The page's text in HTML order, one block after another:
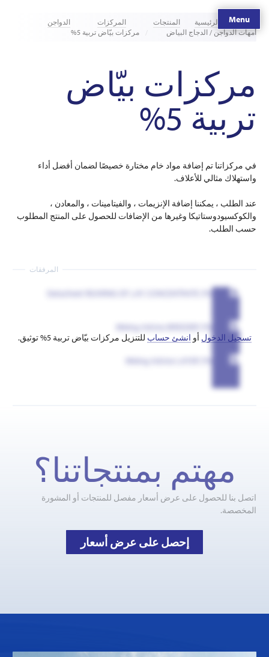
Menu
الصفحة الرئيسية المنتجات المركزات
الدواجن
أمهات الدواجن / الدجاج البياض
مركزات بيّاض تربية 5%
مركزات بيّاض
تربية 5%
في مركزاتنا تم إضافة مواد خام مختارة خصيصًا لضمان أفضل أداء
واستهلاك مثالي للأعلاف.
عند الطلب ، يمكننا إضافة الإنزيمات ، والفيتامينات ، والمعادن ،
والكوكسيودوستاتيكا وغيرها من الإضافات للحصول على المنتج المطلوب
حسب الطلب.
المرفقات
Datasheet REARING OF LAY CONCENTRATE 5%
Mixing Advice BREEDER 5%
Mixing Advice LAYER 5%
تسجيل الدخول أو انشئ حساب للتنزيل مركزات بيّاض تربية 5% توثيق.
مهتم بمنتجاتنا؟
اتصل بنا للحصول على عرض أسعار مفصل للمنتجات أو المشورة
المخصصة.
إحصل على عرض أسعار